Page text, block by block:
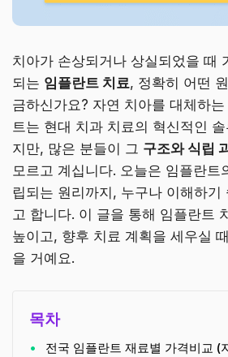
치아가 손상되거나 상실되었을 때
되는 임플란트 치료, 정확히 어떤
금하신가요? 자연 치아를 대체하
트는 현대 치과 치료의 혁신적인
지만, 많은 분들이 그 구조와 식립
모르고 계십니다. 오늘은 임플란트
립되는 원리까지, 누구나 이해하기
고 합니다. 이 글을 통해 임플란트
높이고, 향후 치료 계획을 세우실
을 거예요.
목차
전국 임플란트 재료별 가격비교 (